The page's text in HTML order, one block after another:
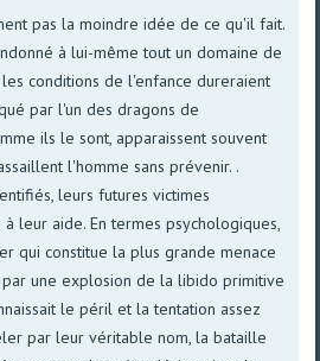
pas la moindre idée de ce qu'il fait.
à lui-même tout un domaine de
conditions de l'enfance dureraient
par l'un des dragons de
ils le sont, apparaissent souvent
l'homme sans prévenir. .
leurs futures victimes
leur aide. En termes psychologiques,
qui constitue la plus grande menace
une explosion de la libido primitive
le péril et la tentation assez
par leur véritable nom, la bataille